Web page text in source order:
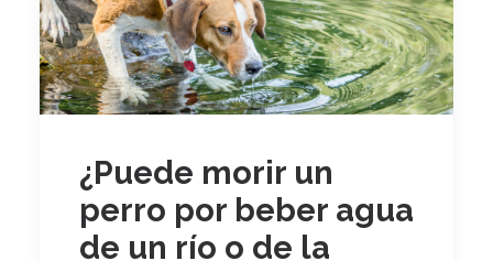
¿Puede morir un
perro por beber agua
de un río o de la